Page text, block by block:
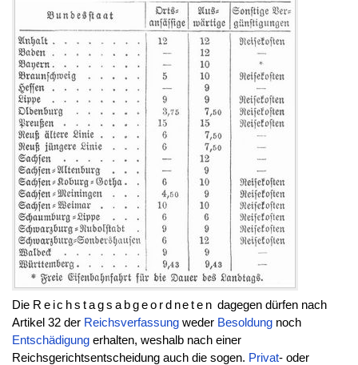
Die Reichstagsabgeordneten dagegen dürfen nach
Artikel 32 der Reichsverfassungweder Besoldungnoch
Entschädigungerhalten, weshalb nach einer
Reichsgerichtsentscheidung auch die sogen. Privat- oder